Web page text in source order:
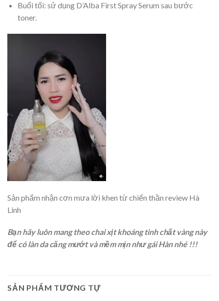
Buổi tối: sử dụng D’Alba First Spray Serum sau bước
toner.
Sản phẩm nhận cơn mưa lời khen từ chiến thần review Hà
Linh
Bạn hãy luôn mang theo chai xịt khoáng tinh chất vàng này
để có làn da căng mướt và mềm mịn như gái Hàn nhé !!!
SẢN PHẨM TƯƠNG TỰ